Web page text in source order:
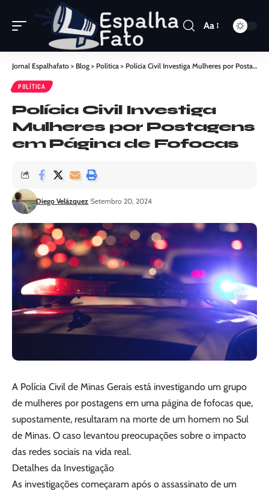
Aa
Jornal Espalhafato > Blog > Política > Polícia Civil Investiga Mulheres por Postagens em Página de Fofocas
POLÍTICA
Polícia Civil Investiga
Mulheres por Postagens
em Página de Fofocas
Diego Velázquez Setembro 20, 2024
A Polícia Civil de Minas Gerais está investigando um grupo
de mulheres por postagens em uma página de fofocas que,
supostamente, resultaram na morte de um homem no Sul
de Minas. O caso levantou preocupações sobre o impacto
das redes sociais na vida real.
Detalhes da Investigação
As investigações começaram após o assassinato de um